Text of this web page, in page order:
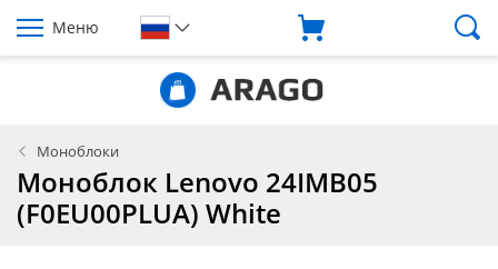
Меню
Моноблоки
Моноблок Lenovo 24IMB05
(F0EU00PLUA) White